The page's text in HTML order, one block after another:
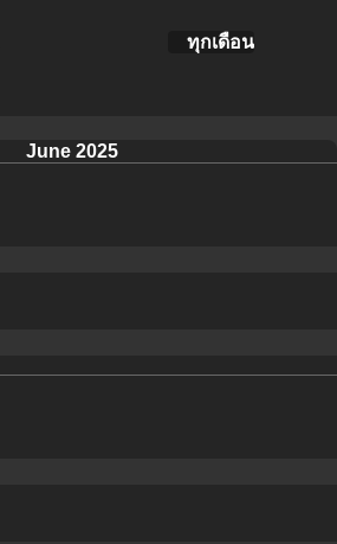
ทุกเดือน
June 2025